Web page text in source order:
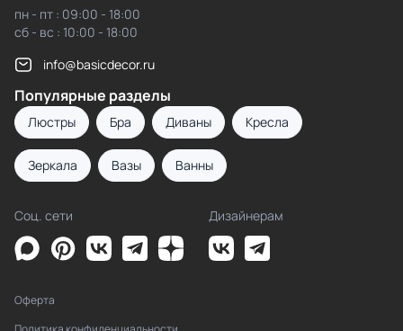
пн - пт : 09:00 - 18:00
сб - вс : 10:00 - 18:00
info@basicdecor.ru
Популярные разделы
Люстры Бра Диваны Кресла
Зеркала Вазы Ванны
Соц. сети Дизайнерам
Оферта